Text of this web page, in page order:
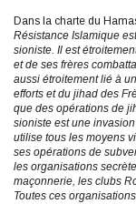
Dans la charte du
Résistance Islamique
sioniste. Il est
et de ses frères
aussi étroitement lié à
efforts et du jihad des
que des opérations de
sioniste est une
utilise tous les moyens
ses opérations de
les organisations
maçonnerie, les clubs
Toutes ces